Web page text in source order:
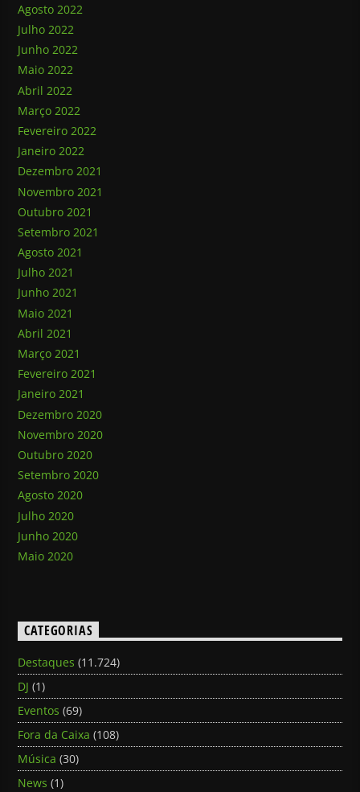
Agosto 2022
Julho 2022
Junho 2022
Maio 2022
Abril 2022
Março 2022
Fevereiro 2022
Janeiro 2022
Dezembro 2021
Novembro 2021
Outubro 2021
Setembro 2021
Agosto 2021
Julho 2021
Junho 2021
Maio 2021
Abril 2021
Março 2021
Fevereiro 2021
Janeiro 2021
Dezembro 2020
Novembro 2020
Outubro 2020
Setembro 2020
Agosto 2020
Julho 2020
Junho 2020
Maio 2020
CATEGORIAS
Destaques (11.724)
DJ (1)
Eventos (69)
Fora da Caixa (108)
Música (30)
News (1)